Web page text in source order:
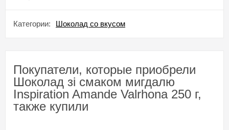
Категории: Шоколад со вкусом
Покупатели, которые приобрели
Шоколад зі смаком мигдалю
Inspiration Amande Valrhona 250 г,
также купили